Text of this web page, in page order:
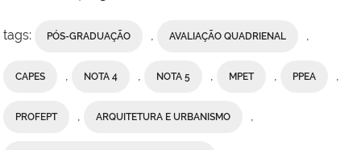
tags: PÓS-GRADUAÇÃO AVALIAÇÃO QUADRIENAL
CAPES NOTA 4 NOTA 5 MPET PPEA
PROFEPT ARQUITETURA E URBANISMO